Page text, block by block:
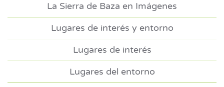
La Sierra de Baza en Imágenes
Lugares de interés y entorno
Lugares de interés
Lugares del entorno